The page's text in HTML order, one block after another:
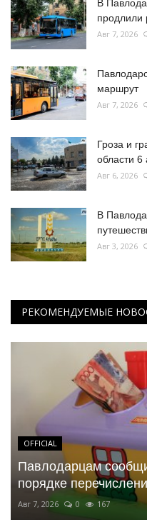
В
продлили
Авг 7, 2026
маршрут
Авг 7, 2026
Гроза и
области 6
Авг 6, 2026
В
Авг 3, 2026
РЕКОМЕНДУЕМЫЕ
OFFICIAL
Павлодарцам
порядке
Авг 7, 2026 0 167